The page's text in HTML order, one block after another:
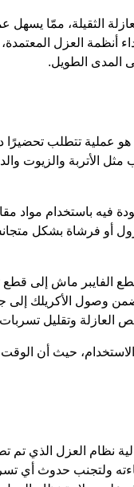
الثقيلة، ممّا يسهل
أنظمة العزل
المدى الطويل.
عملية تتطلب تحضيرًا
مثل الأتربة
فيه باستخدام مواد
أو فرشاة بشكل
الفايبر ماش إلى
الأكريلك إلى
العازلة وتقليل
حيث أن
نظام العزل الذي
ولتجنب حدوث أي